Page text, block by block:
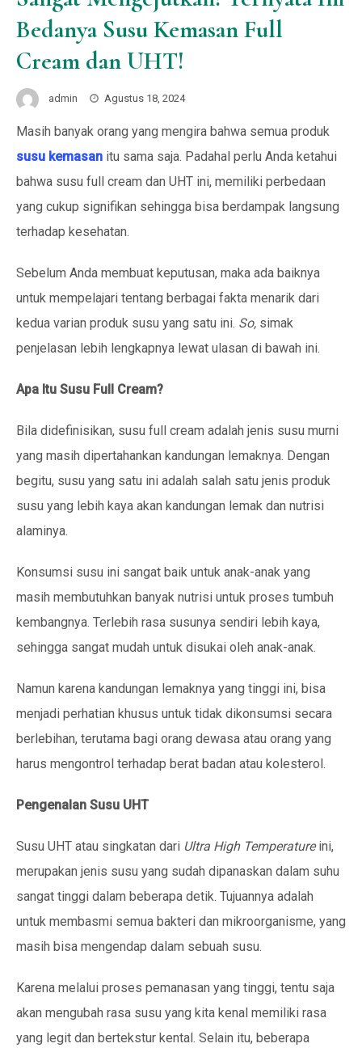
Bedanya Susu Kemasan Full
Cream dan UHT!
admin Agustus 18, 2024
Masih banyak orang yang mengira bahwa semua produk
susu kemasan itu sama saja. Padahal perlu Anda ketahui
bahwa susu full cream dan UHT ini, memiliki perbedaan
yang cukup signifikan sehingga bisa berdampak langsung
terhadap kesehatan.
Sebelum Anda membuat keputusan, maka ada baiknya
untuk mempelajari tentang berbagai fakta menarik dari
kedua varian produk susu yang satu ini. So, simak
penjelasan lebih lengkapnya lewat ulasan di bawah ini.
Apa Itu Susu Full Cream?
Bila didefinisikan, susu full cream adalah jenis susu murni
yang masih dipertahankan kandungan lemaknya. Dengan
begitu, susu yang satu ini adalah salah satu jenis produk
susu yang lebih kaya akan kandungan lemak dan nutrisi
alaminya.
Konsumsi susu ini sangat baik untuk anak-anak yang
masih membutuhkan banyak nutrisi untuk proses tumbuh
kembangnya. Terlebih rasa susunya sendiri lebih kaya,
sehingga sangat mudah untuk disukai oleh anak-anak.
Namun karena kandungan lemaknya yang tinggi ini, bisa
menjadi perhatian khusus untuk tidak dikonsumsi secara
berlebihan, terutama bagi orang dewasa atau orang yang
harus mengontrol terhadap berat badan atau kolesterol.
Pengenalan Susu UHT
Susu UHT atau singkatan dari Ultra High Temperatureini,
merupakan jenis susu yang sudah dipanaskan dalam suhu
sangat tinggi dalam beberapa detik. Tujuannya adalah
untuk membasmi semua bakteri dan mikroorganisme, yang
masih bisa mengendap dalam sebuah susu.
Karena melalui proses pemanasan yang tinggi, tentu saja
akan mengubah rasa susu yang kita kenal memiliki rasa
yang legit dan bertekstur kental. Selain itu, beberapa